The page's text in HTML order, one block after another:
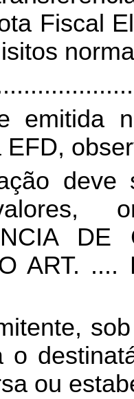
Fiscal
deve
ART. ....
o
ou